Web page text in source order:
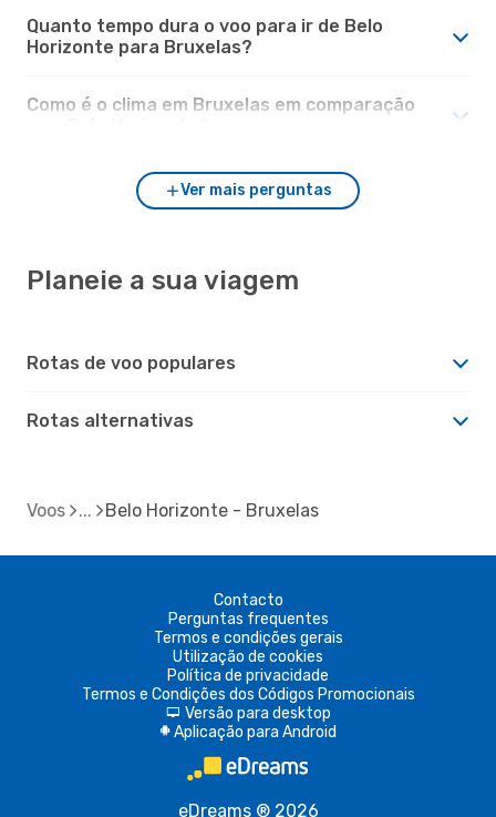
Quanto tempo dura o voo para ir de Belo
Horizonte para Bruxelas?
Como é o clima em Bruxelas em comparação
Ver mais perguntas
Planeie a sua viagem
Rotas de voo populares
Rotas alternativas
Voos Belo Horizonte - Bruxelas
Contacto
Perguntas frequentes
Termos e condições gerais
Utilização de cookies
Política de privacidade
Termos e Condições dos Códigos Promocionais
d Versão para desktop
A Aplicação para Android
eDreams ® 2026